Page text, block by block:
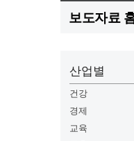
보도자료
산업별
건강
경제
교육